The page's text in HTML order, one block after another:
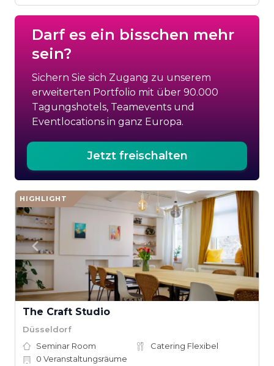
Darf es ein bisschen mehr
sein?
Sichern Sie sich Zugang zu unserem
erweiterten Portfolio mit über 90.000
Tagungshotels, Teamevents und
Eventlocations in ganz Europa.
Jetzt freischalten
HIGHLIGHT
The Craft Studio
Düsseldorf
Seminar Room
Catering Flexibel
0 Veranstaltungsräume